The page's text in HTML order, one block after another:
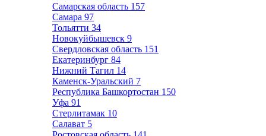
Самарская область 157
Самара 97
Тольятти 34
Новокуйбышевск 9
Свердловская область 151
Екатеринбург 84
Нижний Тагил 14
Каменск-Уральский 7
Республика Башкортостан 150
Уфа 91
Стерлитамак 10
Салават 5